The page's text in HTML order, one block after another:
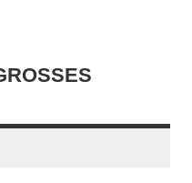
D